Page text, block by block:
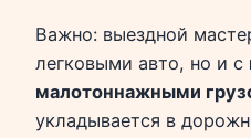
Важно: выездной
легковыми авто, но и с
малотоннажными
укладывается в